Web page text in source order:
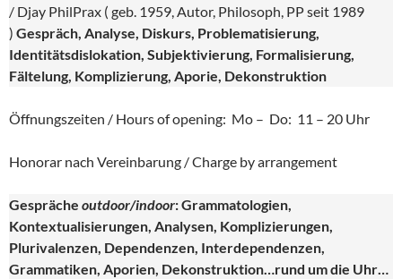
/ Djay PhilPrax ( geb. 1959, Autor, Philosoph, PP seit 1989
) Gespräch, Analyse, Diskurs, Problematisierung,
Identitätsdislokation, Subjektivierung, Formalisierung,
Fältelung, Komplizierung, Aporie, Dekonstruktion
Öffnungszeiten / Hours of opening: Mo – Do: 11 – 20 Uhr
Honorar nach Vereinbarung / Charge by arrangement
Gespräche outdoor/indoor: Grammatologien,
Kontextualisierungen, Analysen, Komplizierungen,
Plurivalenzen, Dependenzen, Interdependenzen,
Grammatiken, Aporien, Dekonstruktion…rund um die Uhr…